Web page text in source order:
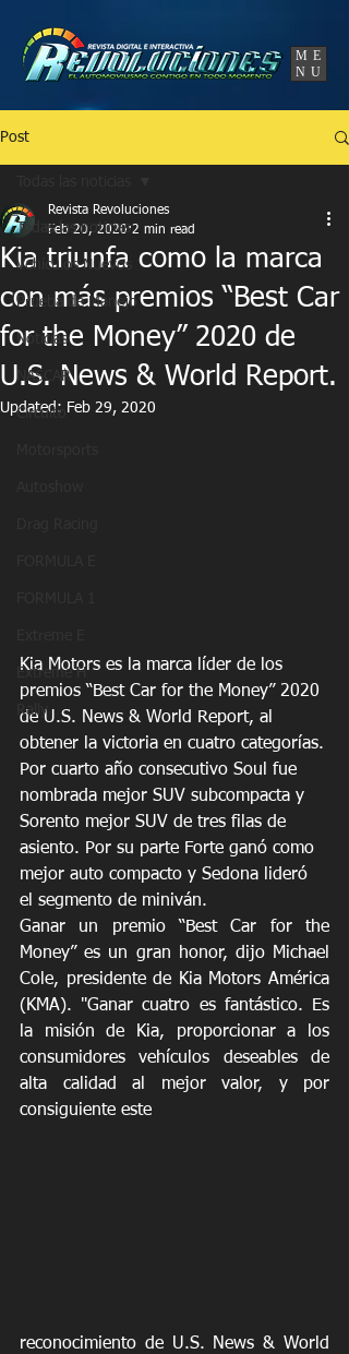
ME
NU
Post
Todas las noticias
Vehículos Nuevos
Prueba de Manejo
Noticias
NASCAR
Circuito
Extreme H
Rally
Kia triunfa como la marca
con más premios “Best Car
for the Money” 2020 de
U.S. News & World Report.
Revista Revoluciones
Feb 20, 2020 2 min read
Updated: Feb 29, 2020
Kia Motors es la marca líder de los
premios “Best Car for the Money” 2020
de U.S. News & World Report, al
obtener la victoria en cuatro categorías.
Por cuarto año consecutivo Soul fue
nombrada mejor SUV subcompacta y
Sorento mejor SUV de tres filas de
asiento. Por su parte Forte ganó como
mejor auto compacto y Sedona lideró
el segmento de miniván.
Ganar un premio “Best Car for the
Money” es un gran honor, dijo Michael
Cole, presidente de Kia Motors América
(KMA). "Ganar cuatro es fantástico. Es
la misión de Kia, proporcionar a los
consumidores vehículos deseables de
alta calidad al mejor valor, y por
consiguiente este
reconocimiento de U.S. News & World